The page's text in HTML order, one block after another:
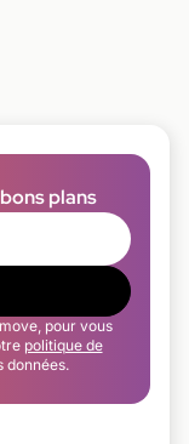
plans
pour vous
politique de
données.